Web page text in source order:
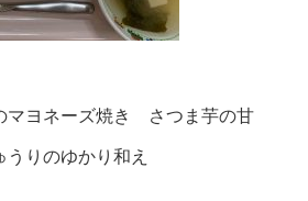
ヨネーズ焼き さつま芋の甘
りのゆかり和え